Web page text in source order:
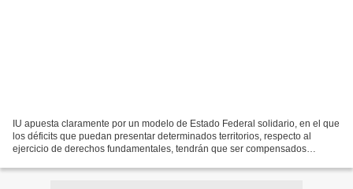
IU apuesta claramente por un modelo de Estado Federal solidario, en el que
los déficits que puedan presentar determinados territorios, respecto al
ejercicio de derechos fundamentales, tendrán que ser compensados